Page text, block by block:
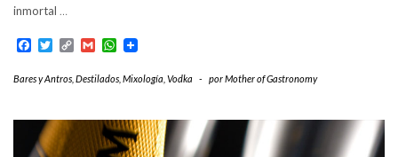
inmortal …
Facebook
TwitterCopyGmailWhatsApp
Bares y Antros Destilados Mixología Vodka - porMother of Gastronomy